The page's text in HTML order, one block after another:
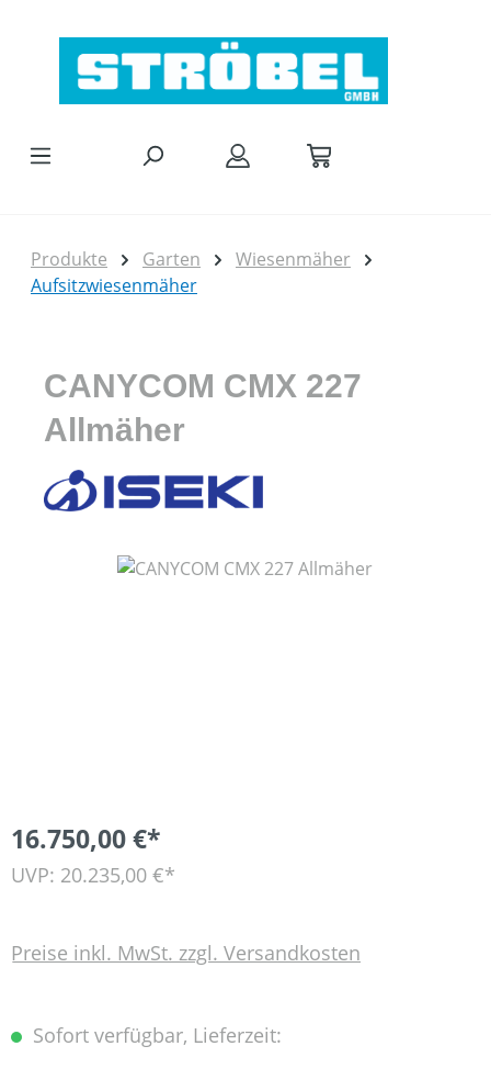
Produkte Garten
Wiesenmäher
Aufsitzwiesenmäher
CANYCOM CMX 227
Allmäher
Bildergalerie überspringen
16.750,00 €*
UVP: 20.235,00 €*
Preise inkl. MwSt. zzgl. Versandkosten
Sofort verfügbar, Lieferzeit: